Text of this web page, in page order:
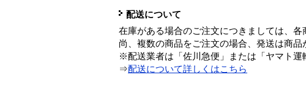
配送について
在庫がある場合のご注文につきましては、
尚、複数の商品をご注文の場合、発送は商品
※配送業者は「佐川急便」または「ヤマト運
⇒配送について詳しくはこちら